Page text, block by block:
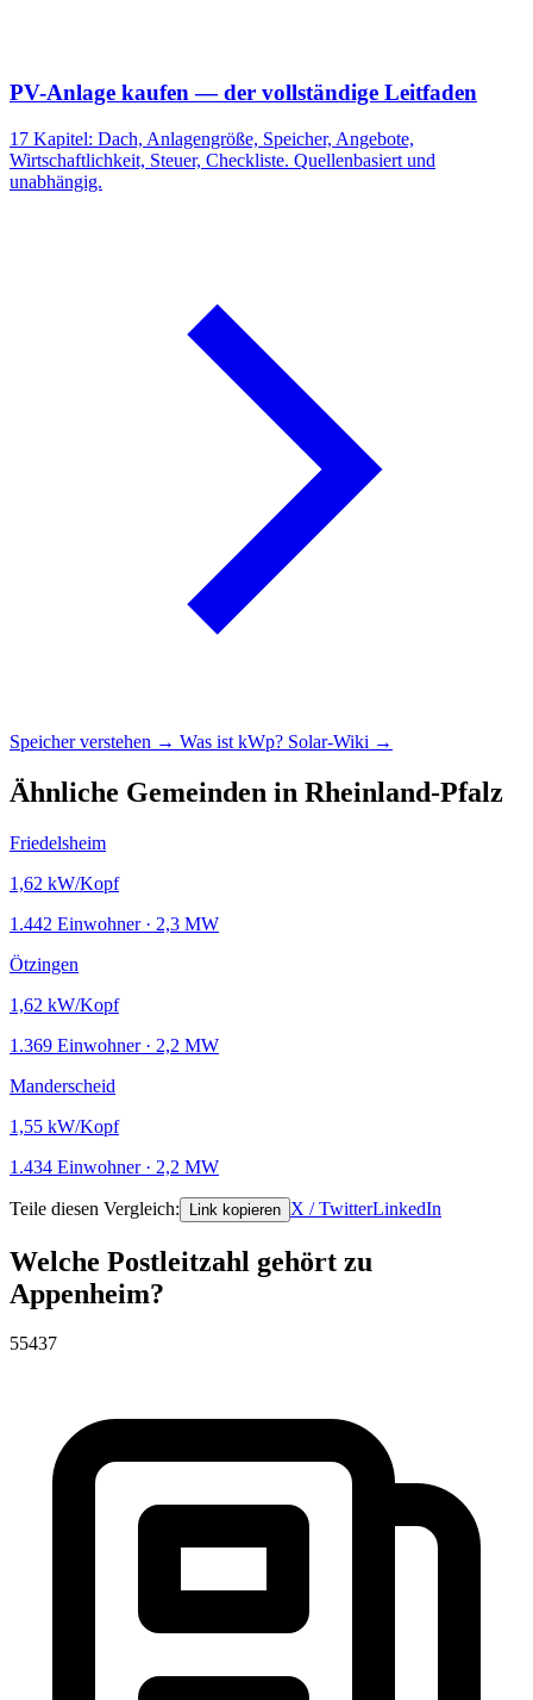
PV-Anlage kaufen — der vollständige Leitfaden
17 Kapitel: Dach, Anlagengröße, Speicher, Angebote,
Wirtschaftlichkeit, Steuer, Checkliste. Quellenbasiert und
unabhängig.
Speicher verstehen → Was ist kWp? Solar-Wiki →
Ähnliche Gemeinden in Rheinland-Pfalz
Friedelsheim
1,62 kW/Kopf
1.442 Einwohner · 2,3 MW
Ötzingen
1,62 kW/Kopf
1.369 Einwohner · 2,2 MW
Manderscheid
1,55 kW/Kopf
1.434 Einwohner · 2,2 MW
Teile diesen Vergleich: Link kopieren X / TwitterLinkedIn
Welche Postleitzahl gehört zu
Appenheim?
55437